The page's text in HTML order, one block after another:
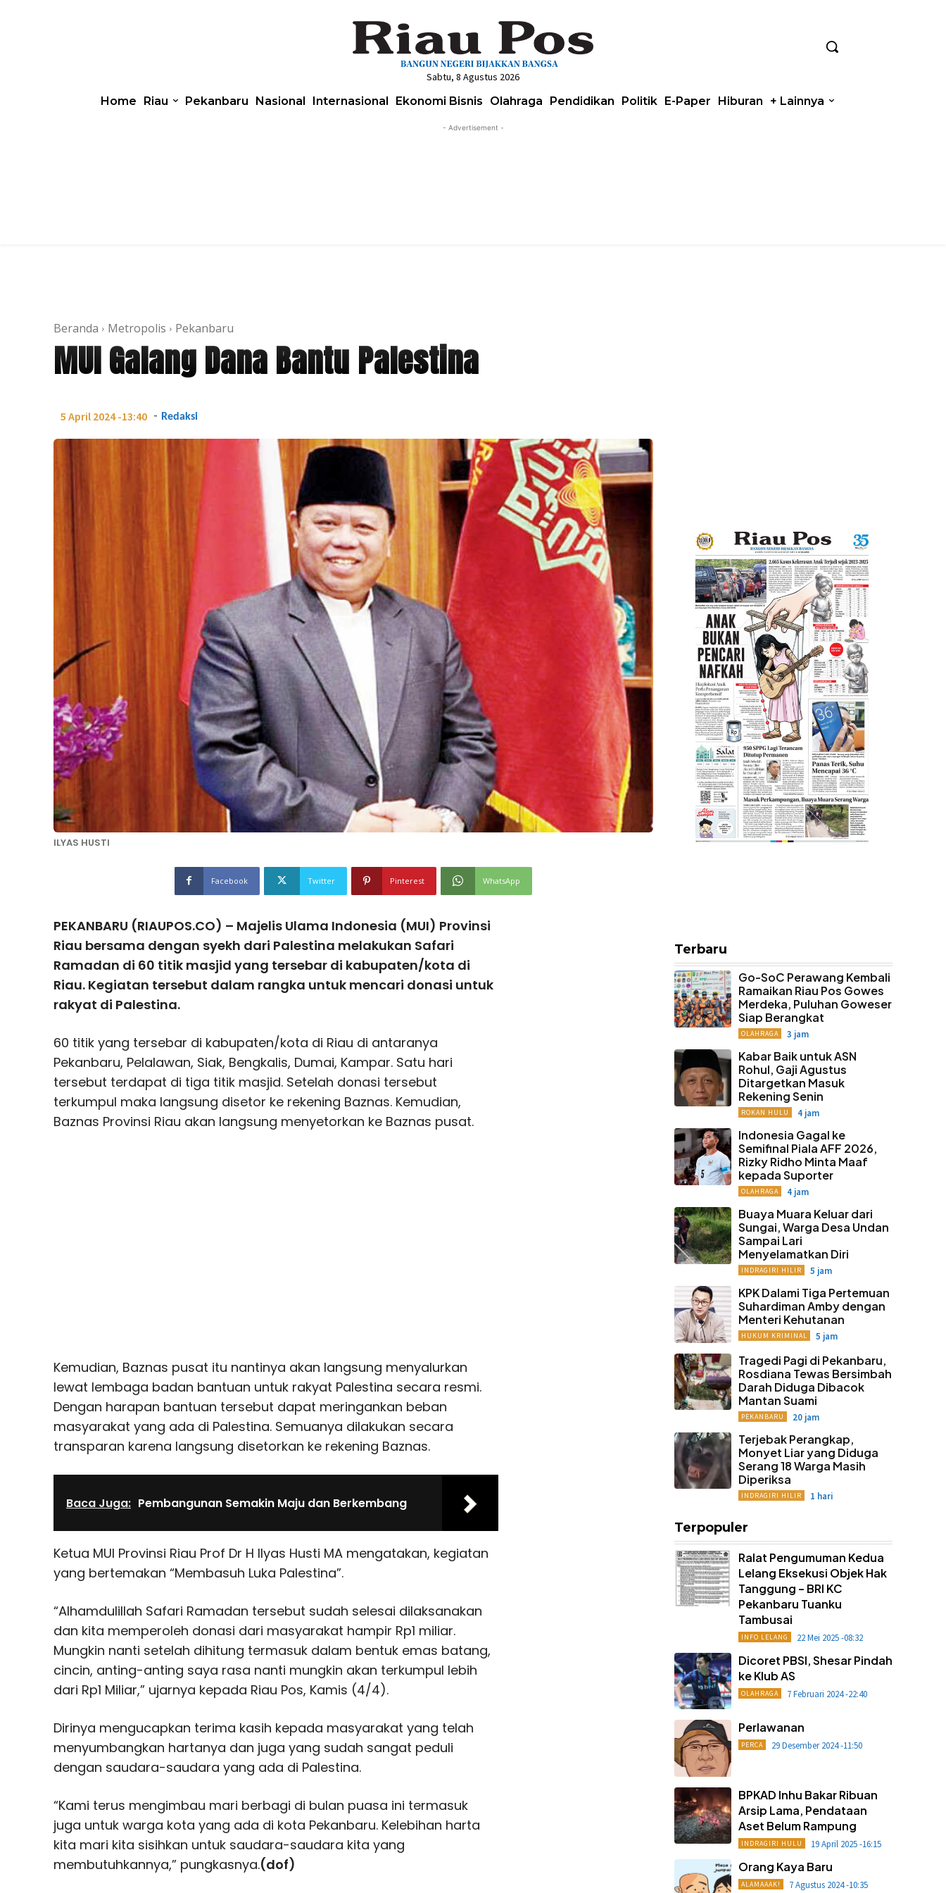
Sabtu, 8 Agustus 2026
Home Riau Pekanbaru Nasional Internasional Ekonomi Bisnis Olahraga Pendidikan Politik E-Paper Hiburan + Lainnya
- Advertisement -
Beranda Metropolis Pekanbaru
MUI Galang Dana Bantu Palestina
5 April 2024 -13:40 - Redaksi
ILYAS HUSTI
Facebook Twitter Pinterest WhatsApp
PEKANBARU (RIAUPOS.CO) – Majelis Ulama Indonesia (MUI) Provinsi
Riau bersama dengan syekh dari Palestina melakukan Safari
Ramadan di 60 titik masjid yang tersebar di kabupaten/kota di
Riau. Kegiatan tersebut dalam rangka untuk mencari donasi untuk
rakyat di Palestina.
60 titik yang tersebar di kabupaten/kota di Riau di antaranya
Pekanbaru, Pelalawan, Siak, Bengkalis, Dumai, Kampar. Satu hari
tersebut terdapat di tiga titik masjid. Setelah donasi tersebut
terkumpul maka langsung disetor ke rekening Baznas. Kemudian,
Baznas Provinsi Riau akan langsung menyetorkan ke Baznas pusat.
Kemudian, Baznas pusat itu nantinya akan langsung menyalurkan
lewat lembaga badan bantuan untuk rakyat Palestina secara resmi.
Dengan harapan bantuan tersebut dapat meringankan beban
masyarakat yang ada di Palestina. Semuanya dilakukan secara
transparan karena langsung disetorkan ke rekening Baznas.
Baca Juga: Pembangunan Semakin Maju dan Berkembang
Ketua MUI Provinsi Riau Prof Dr H Ilyas Husti MA mengatakan, kegiatan
yang bertemakan “Membasuh Luka Palestina”.
“Alhamdulillah Safari Ramadan tersebut sudah selesai dilaksanakan
dan kita memperoleh donasi dari masyarakat hampir Rp1 miliar.
Mungkin nanti setelah dihitung termasuk dalam bentuk emas batang,
cincin, anting-anting saya rasa nanti mungkin akan terkumpul lebih
dari Rp1 Miliar,” ujarnya kepada Riau Pos, Kamis (4/4).
Dirinya mengucapkan terima kasih kepada masyarakat yang telah
menyumbangkan hartanya dan juga yang sudah sangat peduli
dengan saudara-saudara yang ada di Palestina.
“Kami terus mengimbau mari berbagi di bulan puasa ini termasuk
juga untuk warga kota yang ada di kota Pekanbaru. Kelebihan harta
kita mari kita sisihkan untuk saudara-saudara kita yang
membutuhkannya,” pungkasnya.(dof)
Terbaru
Go-SoC Perawang Kembali
Ramaikan Riau Pos Gowes
Merdeka, Puluhan Goweser
Siap Berangkat
OLAHRAGA 3 jam
Kabar Baik untuk ASN
Rohul, Gaji Agustus
Ditargetkan Masuk
Rekening Senin
ROKAN HULU 4 jam
Indonesia Gagal ke
Semifinal Piala AFF 2026,
Rizky Ridho Minta Maaf
kepada Suporter
OLAHRAGA 4 jam
Buaya Muara Keluar dari
Sungai, Warga Desa Undan
Sampai Lari
Menyelamatkan Diri
INDRAGIRI HILIR 5 jam
KPK Dalami Tiga Pertemuan
Suhardiman Amby dengan
Menteri Kehutanan
HUKUM KRIMINAL 5 jam
Tragedi Pagi di Pekanbaru,
Rosdiana Tewas Bersimbah
Darah Diduga Dibacok
Mantan Suami
PEKANBARU 20 jam
Terjebak Perangkap,
Monyet Liar yang Diduga
Serang 18 Warga Masih
Diperiksa
INDRAGIRI HILIR 1 hari
Terpopuler
Ralat Pengumuman Kedua
Lelang Eksekusi Objek Hak
Tanggung – BRI KC
Pekanbaru Tuanku
Tambusai
INFO LELANG 22 Mei 2025 -08:32
Dicoret PBSI, Shesar Pindah
ke Klub AS
OLAHRAGA 7 Februari 2024 -22:40
Perlawanan
PERCA 29 Desember 2024 -11:50
BPKAD Inhu Bakar Ribuan
Arsip Lama, Pendataan
Aset Belum Rampung
INDRAGIRI HULU 19 April 2025 -16:15
Orang Kaya Baru
ALAMAAAK! 7 Agustus 2024 -10:35